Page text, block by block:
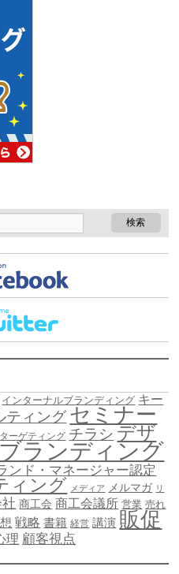
インターナルブランディング キー
ティング セミナー
ターゲティング チラシ デザ
ブランディング
ンド・マネージャー認定
ィング メディア メルマガ リ
商工会 商工会議所 営業 売れ
戦略 書籍 経営 講演 販促
理 顧客視点